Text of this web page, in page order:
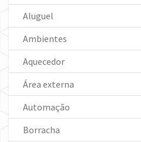
Aluguel
Ambientes
Aquecedor
Área externa
Automação
Borracha